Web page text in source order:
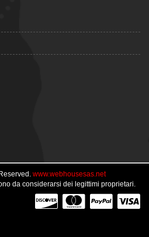
www.webhousesas.net
da considerarsi dei legittimi proprietari.